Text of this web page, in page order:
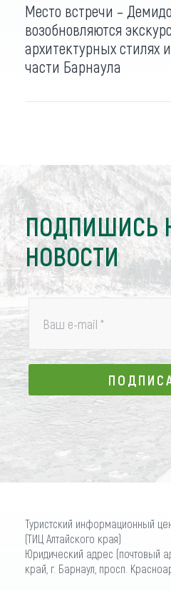
Место встречи –
возобновляются
архитектурных стилях
части Барнаула
ПОДПИШИСЬ
НОВОСТИ
Ваш e-mail *
Туристский информационный
(ТИЦ Алтайского края)
Юридический адрес (почтовый
край, г. Барнаул, просп.